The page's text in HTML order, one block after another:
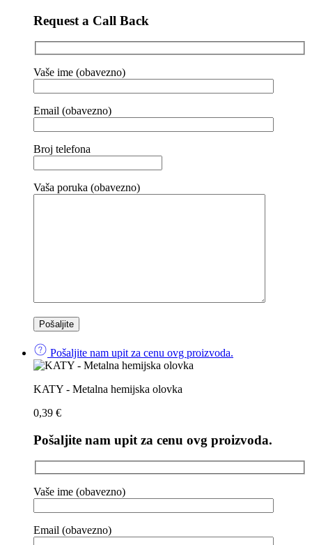
Request a Call Back
Vaše ime (obavezno)
Email (obavezno)
Broj telefona
Vaša poruka (obavezno)
Pošaljite nam upit za cenu ovg proizvoda.
KATY - Metalna hemijska olovka
0,39 €
Pošaljite nam upit za cenu ovg proizvoda.
Vaše ime (obavezno)
Email (obavezno)